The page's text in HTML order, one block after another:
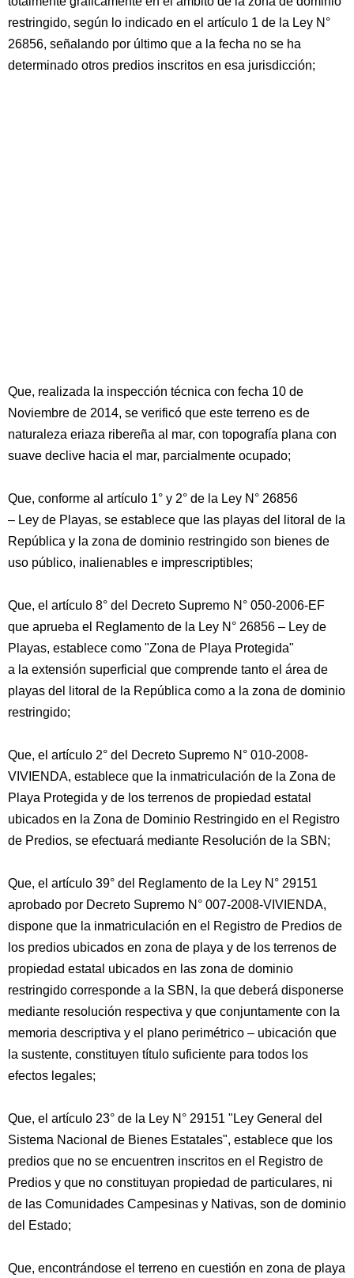
restringido, según lo indicado en el artículo 1 de la Ley N°
26856, señalando por último que a la fecha no se ha
determinado otros predios inscritos en esa jurisdicción;
Que, realizada la inspección técnica con fecha 10 de
Noviembre de 2014, se verificó que este terreno es de
naturaleza eriaza ribereña al mar, con topografía plana con
suave declive hacia el mar, parcialmente ocupado;
Que, conforme al artículo 1° y 2° de la Ley N° 26856
– Ley de Playas, se establece que las playas del litoral de la
República y la zona de dominio restringido son bienes de
uso público, inalienables e imprescriptibles;
Que, el artículo 8° del Decreto Supremo N° 050-2006-EF
que aprueba el Reglamento de la Ley N° 26856 – Ley de
Playas, establece como "Zona de Playa Protegida"
a la extensión superficial que comprende tanto el área de
playas del litoral de la República como a la zona de dominio
restringido;
Que, el artículo 2° del Decreto Supremo N° 010-2008-
VIVIENDA, establece que la inmatriculación de la Zona de
Playa Protegida y de los terrenos de propiedad estatal
ubicados en la Zona de Dominio Restringido en el Registro
de Predios, se efectuará mediante Resolución de la SBN;
Que, el artículo 39° del Reglamento de la Ley N° 29151
aprobado por Decreto Supremo N° 007-2008-VIVIENDA,
dispone que la inmatriculación en el Registro de Predios de
los predios ubicados en zona de playa y de los terrenos de
propiedad estatal ubicados en las zona de dominio
restringido corresponde a la SBN, la que deberá disponerse
mediante resolución respectiva y que conjuntamente con la
memoria descriptiva y el plano perimétrico – ubicación que
la sustente, constituyen título suficiente para todos los
efectos legales;
Que, el artículo 23° de la Ley N° 29151 "Ley General del
Sistema Nacional de Bienes Estatales", establece que los
predios que no se encuentren inscritos en el Registro de
Predios y que no constituyan propiedad de particulares, ni
de las Comunidades Campesinas y Nativas, son de dominio
del Estado;
Que, encontrándose el terreno en cuestión en zona de playa